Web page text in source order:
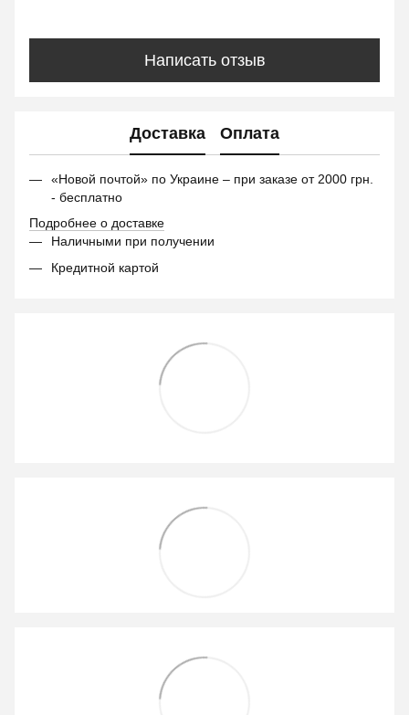
Написать отзыв
Доставка Оплата
«Новой почтой» по Украине – при заказе от 2000 грн.
- бесплатно
Подробнее о доставке
Наличными при получении
Кредитной картой